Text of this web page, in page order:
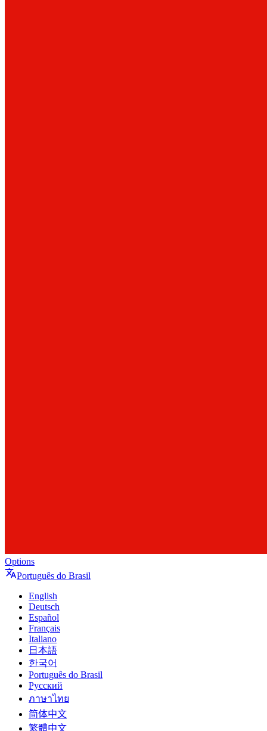
Options
Português do Brasil
English
Deutsch
Español
Français
Italiano
日本語
한국어
Português do Brasil
Русский
ภาษาไทย
简体中文
繁體中文